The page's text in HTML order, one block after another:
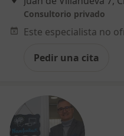
Consultorio privado
Pedir una cita